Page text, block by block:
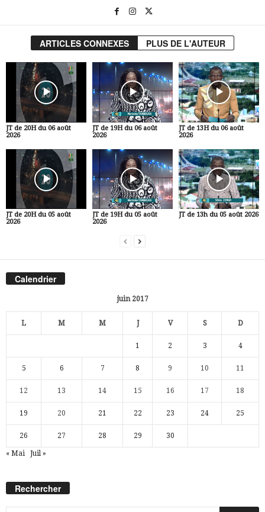
ARTICLES CONNEXES PLUS DE L'AUTEUR
JT de 20H du 06 août
2026
JT de 19H du 06 août
2026
JT de 13H du 06 août
2026
JT de 20H du 05 août
2026
JT de 19H du 05 août
2026
JT de 13h du 05 août 2026
Calendrier
juin 2017
L M M J V S D
1 2 3 4
5 6 7 8 9 10 11
12 13 14 15 16 17 18
19 20 21 22 23 24 25
26 27 28 29 30
« Mai Juil »
Rechercher